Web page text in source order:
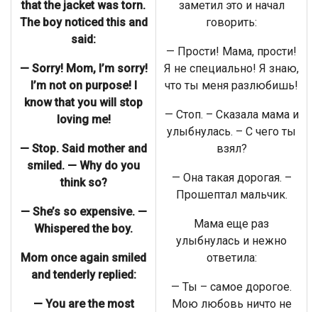
that the jacket was torn.
The boy noticed this and
said:
— Sorry! Mom, I’m sorry!
I’m not on purpose! I
know that you will stop
loving me!
— Stop. Said mother and
smiled. — Why do you
think so?
— She’s so expensive. —
Whispered the boy.
Mom once again smiled
and tenderly replied:
— You are the most
заметил это и начал
говорить:
— Прости! Мама, прости!
Я не специально! Я знаю,
что ты меня разлюбишь!
— Стоп. – Сказала мама и
улыбнулась. – С чего ты
взял?
— Она такая дорогая. –
Прошептал мальчик.
Мама еще раз
улыбнулась и нежно
ответила:
— Ты – самое дорогое.
Мою любовь ничто не